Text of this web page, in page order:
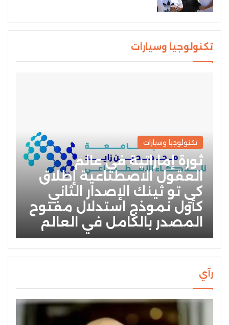
تكنولوجيا وسيارات
تكنولوجيا وسيارات
ثورة إماراتية في عالم
العقول الاصطناعية إطلاق
كي تو ثينك الإصدار الثاني
كأول نموذج استدلال مفتوح
المصدر بالكامل في العالم
رآي